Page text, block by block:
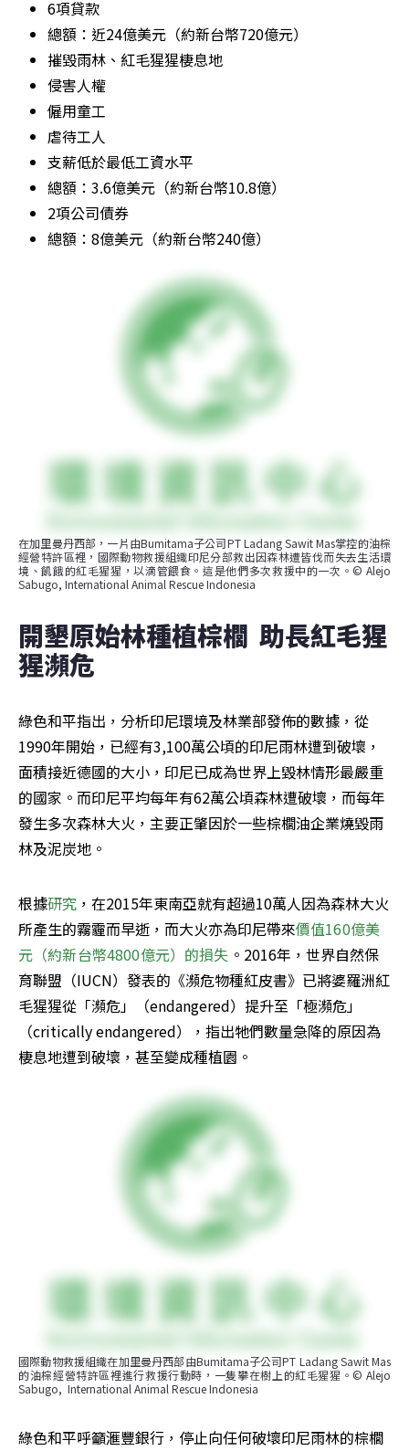
6項貸款
總額：近24億美元（約新台幣720億元）
摧毀雨林、紅毛猩猩棲息地
侵害人權
僱用童工
虐待工人
支薪低於最低工資水平
總額：3.6億美元（約新台幣10.8億）
2項公司債券
總額：8億美元（約新台幣240億）
在加里曼丹西部，一片由Bumitama子公司PT Ladang Sawit Mas掌控的油棕
經營特許區裡，國際動物救援組織印尼分部救出因森林遭皆伐而失去生活環
境、飢餓的紅毛猩猩，以滴管餵食。這是他們多次救援中的一次。© Alejo
Sabugo, International Animal Rescue Indonesia
開墾原始林種植棕櫚  助長紅毛猩
猩瀕危
綠色和平指出，分析印尼環境及林業部發佈的數據，從
1990年開始，已經有3,100萬公頃的印尼雨林遭到破壞，
面積接近德國的大小，印尼已成為世界上毀林情形最嚴重
的國家。而印尼平均每年有62萬公頃森林遭破壞，而每年
發生多次森林大火，主要正肇因於一些棕櫚油企業燒毀雨
林及泥炭地。
根據研究 ，在2015年東南亞就有超過10萬人因為森林大火
所產生的霧霾而早逝，而大火亦為印尼帶來價值160億美
元（約新台幣4800億元）的損失 。2016年，世界自然保
育聯盟（IUCN）發表的《瀕危物種紅皮書》已將婆羅洲紅
毛猩猩從「瀕危」（endangered）提升至「極瀕危」
（critically endangered），指出牠們數量急降的原因為
棲息地遭到破壞，甚至變成種植園。
國際動物救援組織在加里曼丹西部由Bumitama子公司PT Ladang Sawit Mas
的油棕經營特許區裡進行救援行動時，一隻攀在樹上的紅毛猩猩。© Alejo
Sabugo,  International Animal Rescue Indonesia
綠色和平呼籲滙豐銀行，停止向任何破壞印尼雨林的棕櫚